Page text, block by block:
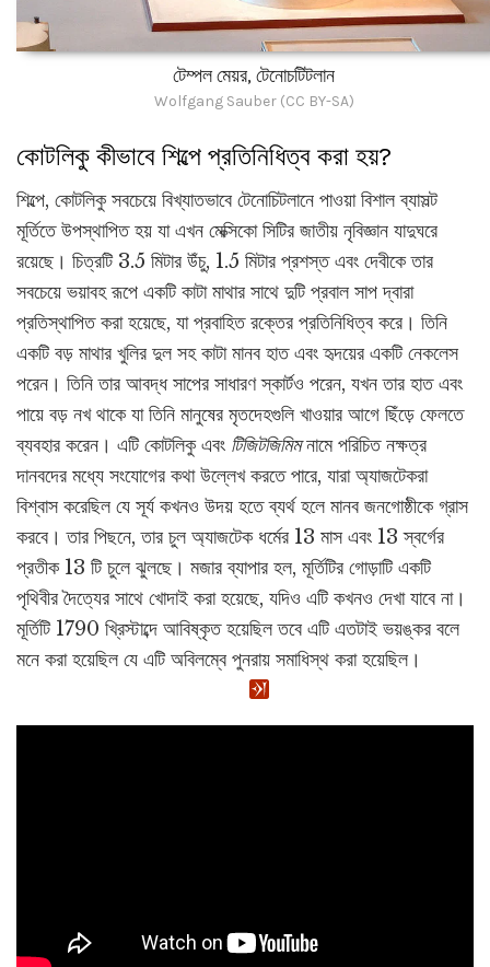
টেম্পল মেয়র, টেনোচটিটলান
Wolfgang Sauber (CC BY-SA)
কোটলিকু কীভাবে শিল্পে প্রতিনিধিত্ব করা হয়?
শিল্পে, কোটলিকু সবচেয়ে বিখ্যাতভাবে টেনোচিটলানে পাওয়া বিশাল ব্যাসল্ট
মূর্তিতে উপস্থাপিত হয় যা এখন মেক্সিকো সিটির জাতীয় নৃবিজ্ঞান যাদুঘরে
রয়েছে। চিত্রটি 3.5 মিটার উঁচু, 1.5 মিটার প্রশস্ত এবং দেবীকে তার
সবচেয়ে ভয়াবহ রূপে একটি কাটা মাথার সাথে দুটি প্রবাল সাপ দ্বারা
প্রতিস্থাপিত করা হয়েছে, যা প্রবাহিত রক্তের প্রতিনিধিত্ব করে। তিনি
একটি বড় মাথার খুলির দুল সহ কাটা মানব হাত এবং হৃদয়ের একটি নেকলেস
পরেন। তিনি তার আবদ্ধ সাপের সাধারণ স্কার্টও পরেন, যখন তার হাত এবং
পায়ে বড় নখ থাকে যা তিনি মানুষের মৃতদেহগুলি খাওয়ার আগে ছিঁড়ে ফেলতে
ব্যবহার করেন। এটি কোটলিকু এবং টিজিটজিমিমনামে পরিচিত নক্ষত্র
দানবদের মধ্যে সংযোগের কথা উল্লেখ করতে পারে, যারা অ্যাজটেকরা
বিশ্বাস করেছিল যে সূর্য কখনও উদয় হতে ব্যর্থ হলে মানব জনগোষ্ঠীকে গ্রাস
করবে। তার পিছনে, তার চুল অ্যাজটেক ধর্মের 13 মাস এবং 13 স্বর্গের
প্রতীক 13 টি চুলে ঝুলছে। মজার ব্যাপার হল, মূর্তিটির গোড়াটি একটি
পৃথিবীর দৈত্যের সাথে খোদাই করা হয়েছে, যদিও এটি কখনও দেখা যাবে না।
মূর্তিটি 1790 খ্রিস্টাব্দে আবিষ্কৃত হয়েছিল তবে এটি এতটাই ভয়ঙ্কর বলে
মনে করা হয়েছিল যে এটি অবিলম্বে পুনরায় সমাধিস্থ করা হয়েছিল।